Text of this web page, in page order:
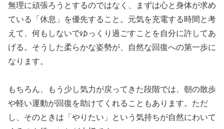
無理に頑張ろうとするのではなく、まずは心と身体が求め
ている「休息」を優先すること。元気を充電する時間と考
えて、何もしないでゆっくり過ごすことを自分に許してあ
げる。そうした柔らかな姿勢が、自然な回復への第一歩に
なります。
もちろん、もう少し気力が戻ってきた段階では、朝の散歩
や軽い運動が回復を助けてくれることもあります。ただ
し、そのときは「やりたい」という気持ちが自然にわいて